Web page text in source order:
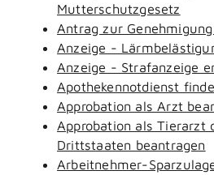
Mutterschutzgesetz
Antrag zur
Anzeige -
Anzeige - Strafanzeige
Apothekennotdienst
Approbation als Arzt
Approbation als Tierarzt
Drittstaaten beantragen
Arbeitnehmer-